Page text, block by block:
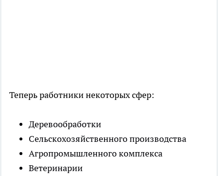
Теперь работники некоторых сфер:
Деревообработки
Сельскохозяйственного производства
Агропромышленного комплекса
Ветеринарии